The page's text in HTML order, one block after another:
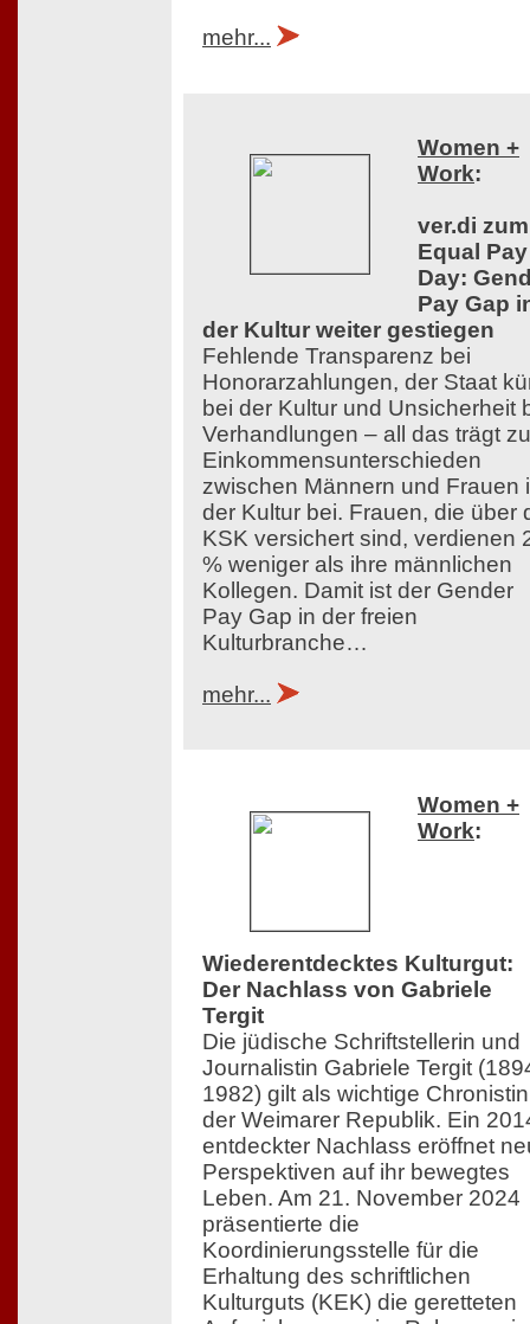
mehr...
Women +
Work:
ver.di zum
Equal Pay
Day:
Pay Gap
der Kultur weiter gestiegen
Fehlende Transparenz bei
Honorarzahlungen, der Staat
bei der Kultur und Unsicherheit
Verhandlungen – all das trägt zu
Einkommensunterschieden
zwischen Männern und Frauen
der Kultur bei. Frauen, die über
KSK versichert sind, verdienen
% weniger als ihre männlichen
Kollegen. Damit ist der Gender
Pay Gap in der freien
Kulturbranche…
mehr...
Women +
Work:
Wiederentdecktes Kulturgut:
Der Nachlass von Gabriele
Tergit
Die jüdische Schriftstellerin und
Journalistin Gabriele Tergit
1982) gilt als wichtige Chronistin
der Weimarer Republik. Ein
entdeckter Nachlass eröffnet
Perspektiven auf ihr bewegtes
Leben. Am 21. November 2024
präsentierte die
Koordinierungsstelle für die
Erhaltung des schriftlichen
Kulturguts (KEK) die geretteten